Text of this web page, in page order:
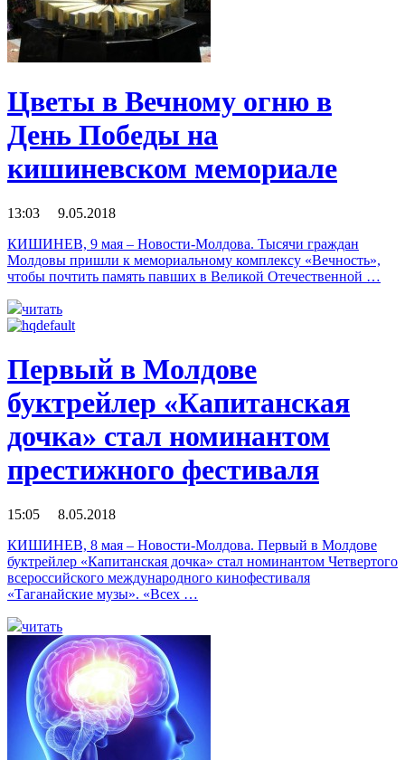
Цветы в Вечному огню в
День Победы на
кишиневском мемориале
13:03 9.05.2018
КИШИНЕВ, 9 мая – Новости-Молдова. Тысячи граждан
Молдовы пришли к мемориальному комплексу «Вечность»,
чтобы почтить память павших в Великой Отечественной …
читать
Первый в Молдове
буктрейлер «Капитанская
дочка» стал номинантом
престижного фестиваля
15:05 8.05.2018
КИШИНЕВ, 8 мая – Новости-Молдова. Первый в Молдове
буктрейлер «Капитанская дочка» стал номинантом Четвертого
всероссийского международного кинофестиваля
«Таганайские музы». «Всех …
читать